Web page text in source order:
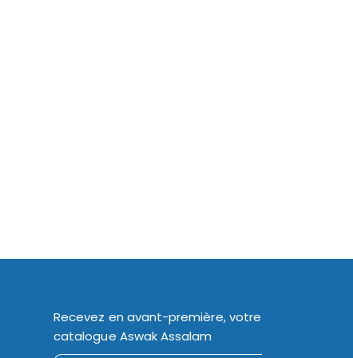
Recevez en avant-première, votre
catalogue Aswak Assalam